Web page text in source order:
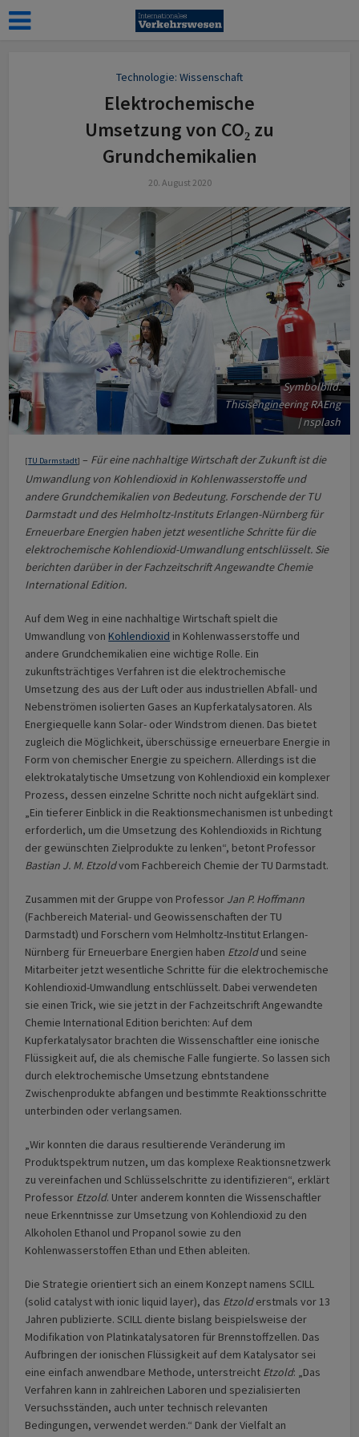
Technologie: Wissenschaft
Elektrochemische
Umsetzung von CO₂ zu
Grundchemikalien
20. August 2020
Symbolbild.
Thisisengineering RAEng
| nsplash
[TU Darmstadt] – Für eine nachhaltige Wirtschaft der Zukunft ist die
Umwandlung von Kohlendioxid in Kohlenwasserstoffe und
andere Grundchemikalien von Bedeutung. Forschende der TU
Darmstadt und des Helmholtz-Instituts Erlangen-Nürnberg für
Erneuerbare Energien haben jetzt wesentliche Schritte für die
elektrochemische Kohlendioxid-Umwandlung entschlüsselt. Sie
berichten darüber in der Fachzeitschrift Angewandte Chemie
International Edition.
Auf dem Weg in eine nachhaltige Wirtschaft spielt die
Umwandlung vonKohlendioxid in Kohlenwasserstoffe und
andere Grundchemikalien eine wichtige Rolle. Ein
zukunftsträchtiges Verfahren ist die elektrochemische
Umsetzung des aus der Luft oder aus industriellen Abfall- und
Nebenströmen isolierten Gases an Kupferkatalysatoren. Als
Energiequelle kann Solar- oder Windstrom dienen. Das bietet
zugleich die Möglichkeit, überschüssige erneuerbare Energie in
Form von chemischer Energie zu speichern. Allerdings ist die
elektrokatalytische Umsetzung von Kohlendioxid ein komplexer
Prozess, dessen einzelne Schritte noch nicht aufgeklärt sind.
„Ein tieferer Einblick in die Reaktionsmechanismen ist unbedingt
erforderlich, um die Umsetzung des Kohlendioxids in Richtung
der gewünschten Zielprodukte zu lenken“, betont Professor
Bastian J. M. Etzoldvom Fachbereich Chemie der TU Darmstadt.
Zusammen mit der Gruppe von Professor Jan P. Hoffmann
(Fachbereich Material- und Geowissenschaften der TU
Darmstadt) und Forschern vom Helmholtz-Institut Erlangen-
Nürnberg für Erneuerbare Energien haben Etzoldund seine
Mitarbeiter jetzt wesentliche Schritte für die elektrochemische
Kohlendioxid-Umwandlung entschlüsselt. Dabei verwendeten
sie einen Trick, wie sie jetzt in der Fachzeitschrift Angewandte
Chemie International Edition berichten: Auf dem
Kupferkatalysator brachten die Wissenschaftler eine ionische
Flüssigkeit auf, die als chemische Falle fungierte. So lassen sich
durch elektrochemische Umsetzung ebntstandene
Zwischenprodukte abfangen und bestimmte Reaktionsschritte
unterbinden oder verlangsamen.
„Wir konnten die daraus resultierende Veränderung im
Produktspektrum nutzen, um das komplexe Reaktionsnetzwerk
zu vereinfachen und Schlüsselschritte zu identifizieren“, erklärt
Professor Etzold. Unter anderem konnten die Wissenschaftler
neue Erkenntnisse zur Umsetzung von Kohlendioxid zu den
Alkoholen Ethanol und Propanol sowie zu den
Kohlenwasserstoffen Ethan und Ethen ableiten.
Die Strategie orientiert sich an einem Konzept namens SCILL
(solid catalyst with ionic liquid layer), das Etzolderstmals vor 13
Jahren publizierte. SCILL diente bislang beispielsweise der
Modifikation von Platinkatalysatoren für Brennstoffzellen. Das
Aufbringen der ionischen Flüssigkeit auf dem Katalysator sei
eine einfach anwendbare Methode, unterstreicht Etzold: „Das
Verfahren kann in zahlreichen Laboren und spezialisierten
Versuchsständen, auch unter technisch relevanten
Bedingungen, verwendet werden.“ Dank der Vielfalt an